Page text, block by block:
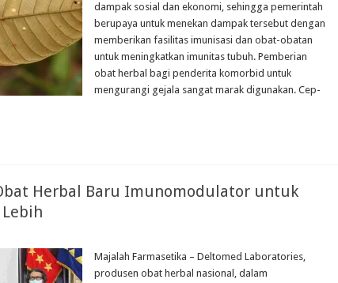
dampak sosial dan ekonomi, sehingga pemerintah
berupaya untuk menekan dampak tersebut dengan
memberikan fasilitas imunisasi dan obat-obatan
untuk meningkatkan imunitas tubuh. Pemberian
obat herbal bagi penderita komorbid untuk
mengurangi gejala sangat marak digunakan. Cep-
Herbal Baru Imunomodulator untuk
Majalah Farmasetika – Deltomed Laboratories,
produsen obat herbal nasional, dalam